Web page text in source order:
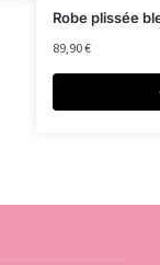
Robe plissée
89,90€